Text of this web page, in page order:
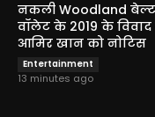
नकली Woodland
वॉलेट के 2019 के
आमिर खान को नोटिस
Entertainment
13 minutes ago